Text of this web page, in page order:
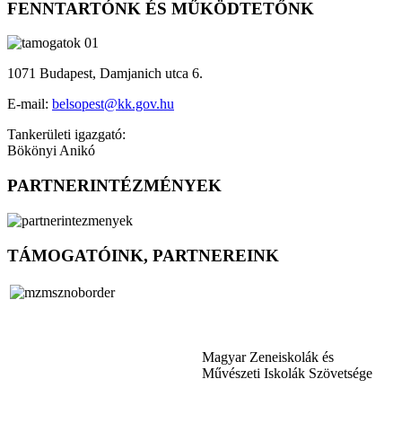
FENNTARTÓNK ÉS MŰKÖDTETŐNK
1071 Budapest, Damjanich utca 6.
E-mail: belsopest@kk.gov.hu
Tankerületi igazgató:
Bökönyi Anikó
PARTNERINTÉZMÉNYEK
TÁMOGATÓINK, PARTNEREINK
Magyar Zeneiskolák és
Művészeti Iskolák Szövetsége